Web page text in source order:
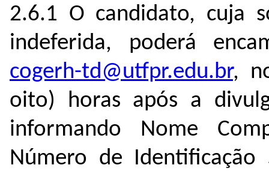
2.6.1 O candidato, cuja
indeferida, poderá
cogerh-td@utfpr.edu.br,
oito) horas após a
informando Nome
Número de